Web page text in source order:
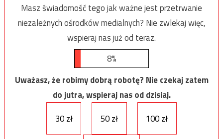
Masz świadomość tego jak ważne jest przetrwanie
niezależnych ośrodków medialnych? Nie zwlekaj więc,
wspieraj nas już od teraz.
8%
Uważasz, że robimy dobrą robotę? Nie czekaj zatem
do jutra, wspieraj nas od dzisiaj.
30 zł
50 zł 100 zł